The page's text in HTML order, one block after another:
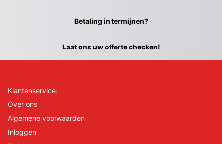
Betaling in termijnen?
Laat ons uw offerte checken!
Klantenservice:
Over ons
Algemene voorwaarden
Inloggen